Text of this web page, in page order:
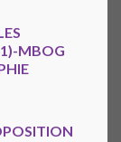
1)-MBOG